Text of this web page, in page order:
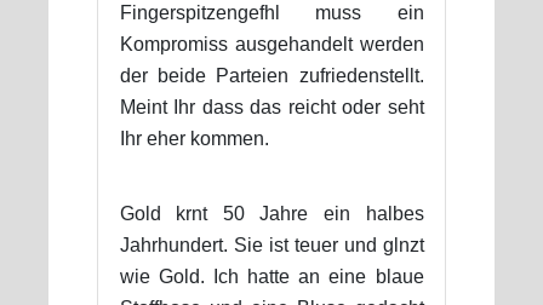
Fingerspitzengefhl muss ein
Kompromiss ausgehandelt werden
der beide Parteien zufriedenstellt.
Meint Ihr dass das reicht oder seht
Ihr eher kommen.
Gold krnt 50 Jahre ein halbes
Jahrhundert. Sie ist teuer und glnzt
wie Gold. Ich hatte an eine blaue